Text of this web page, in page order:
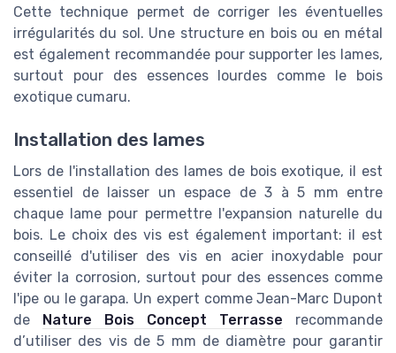
Cette technique permet de corriger les éventuelles
irrégularités du sol. Une structure en bois ou en métal
est également recommandée pour supporter les lames,
surtout pour des essences lourdes comme le bois
exotique cumaru.
Installation des lames
Lors de l'installation des lames de bois exotique, il est
essentiel de laisser un espace de 3 à 5 mm entre
chaque lame pour permettre l'expansion naturelle du
bois. Le choix des vis est également important: il est
conseillé d'utiliser des vis en acier inoxydable pour
éviter la corrosion, surtout pour des essences comme
l'ipe ou le garapa. Un expert comme Jean-Marc Dupont
de
Nature Bois Concept Terrasse recommande
d’utiliser des vis de 5 mm de diamètre pour garantir